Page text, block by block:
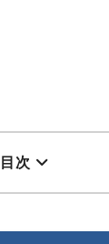
目次